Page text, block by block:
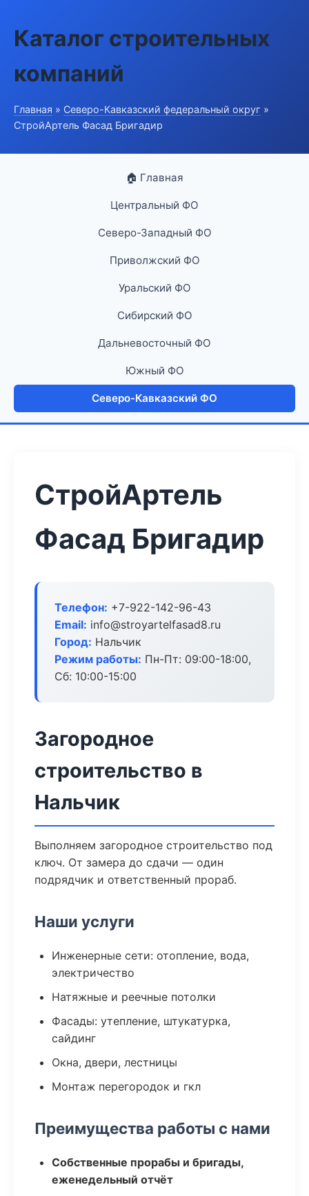
Каталог строительных
компаний
Главная » Северо-Кавказский федеральный округ »
СтройАртель Фасад Бригадир
🏠 Главная
Центральный ФО
Северо-Западный ФО
Приволжский ФО
Уральский ФО
Сибирский ФО
Дальневосточный ФО
Южный ФО
Северо-Кавказский ФО
СтройАртель
Фасад Бригадир
Телефон: +7-922-142-96-43
Email: info@stroyartelfasad8.ru
Город: Нальчик
Режим работы: Пн-Пт: 09:00-18:00,
Сб: 10:00-15:00
Загородное
строительство в
Нальчик
Выполняем загородное строительство под
ключ. От замера до сдачи — один
подрядчик и ответственный прораб.
Наши услуги
Инженерные сети: отопление, вода,
электричество
Натяжные и реечные потолки
Фасады: утепление, штукатурка,
сайдинг
Окна, двери, лестницы
Монтаж перегородок и гкл
Преимущества работы с нами
Собственные прорабы и бригады,
еженедельный отчёт